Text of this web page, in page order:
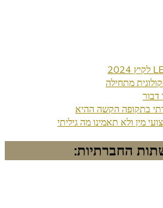
מתחילה
דבור
בתקופה הקשה ההיא
מין ולא תאמינו מה גיליתי
החברתיות: